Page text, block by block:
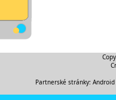
Partnerské stránky: